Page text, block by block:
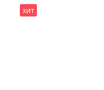
хит